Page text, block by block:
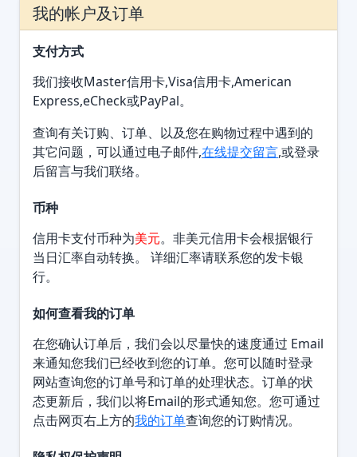
我的帐户及订单
支付方式
我们接收Master信用卡,Visa信用卡,American
Express,eCheck或PayPal。
查询有关订购、订单、以及您在购物过程中遇到的
其它问题，可以通过电子邮件,在线提交留言,或登录
后留言与我们联络。
币种
信用卡支付币种为美元。非美元信用卡会根据银行
当日汇率自动转换。 详细汇率请联系您的发卡银
行。
如何查看我的订单
在您确认订单后，我们会以尽量快的速度通过 Email
来通知您我们已经收到您的订单。您可以随时登录
网站查询您的订单号和订单的处理状态。订单的状
态更新后，我们以将Email的形式通知您。您可通过
点击网页右上方的我的订单查询您的订购情况。